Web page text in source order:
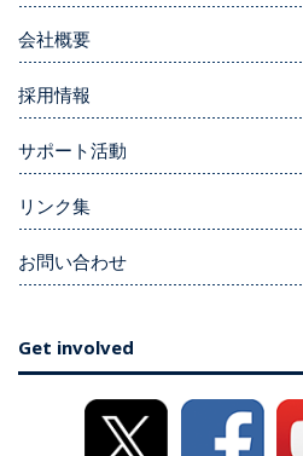
会社概要
採用情報
サポート活動
リンク集
お問い合わせ
Get involved